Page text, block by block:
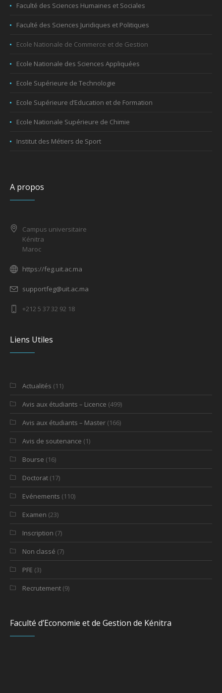
Faculté des Sciences Humaines et Sociales
Faculté des Sciences Juridiques et Politiques
Ecole Nationale de Commerce et de Gestion
Ecole Nationale des Sciences Appliquées
Ecole Supérieure de Technologie
Ecole Supérieure d’Education et de Formation
Ecole Nationale Supérieure de Chimie
Institut des Métiers de Sport
A propos
Campus universitaire
Kénitra
Maroc
https://feg.uit.ac.ma
supportfeg@uit.ac.ma
+212 5 37 32 92 18
Liens Utiles
Actualités (11)
Avis aux étudiants – Licence (499)
Avis aux étudiants – Master (166)
Avis de soutenance (1)
Bourse (16)
Doctorat (17)
Evénements (110)
Examen (23)
Inscription (7)
Non classé (7)
PFE (3)
Recrutement (9)
Faculté d’Economie et de Gestion de Kénitra